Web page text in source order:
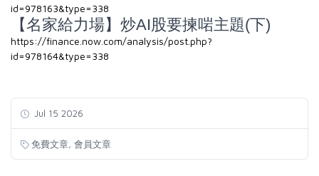
id=978163&type=338
【名家給力場】炒AI股要揀啱主題(下)
https://finance.now.com/analysis/post.php?
id=978164&type=338
Jul 15 2026
免費文章 會員文章